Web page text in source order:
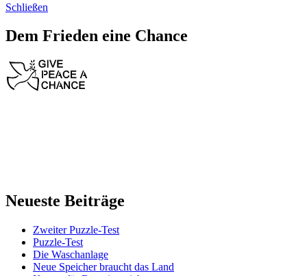
Schließen
Dem Frieden eine Chance
Neueste Beiträge
Zweiter Puzzle-Test
Puzzle-Test
Die Waschanlage
Neue Speicher braucht das Land